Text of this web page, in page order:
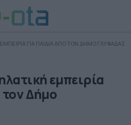
ΓΙΑ ΠΑΙΔΙΑ ΑΠΟ ΤΟΝ ΔΗΜΟ ΓΛΥΦΑΔΑΣ
εμπειρία
τον Δήμο